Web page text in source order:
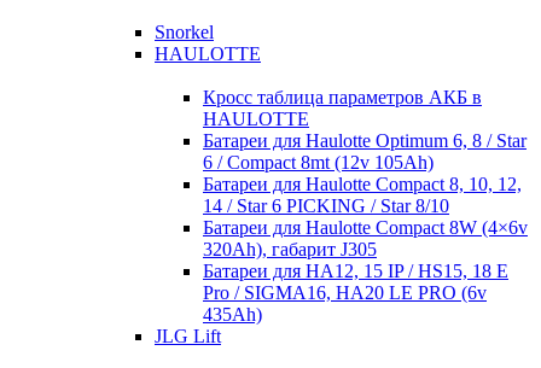
Snorkel
HAULOTTE
Кросc таблица параметров АКБ в
HAULOTTE
Батареи для Haulotte Optimum 6, 8 / Star
6 / Compact 8mt (12v 105Ah)
Батареи для Haulotte Compact 8, 10, 12,
14 / Star 6 PICKING / Star 8/10
Батареи для Haulotte Compact 8W (4×6v
320Ah), габарит J305
Батареи для HA12, 15 IP / HS15, 18 E
Pro / SIGMA16, HA20 LE PRO (6v
435Ah)
JLG Lift